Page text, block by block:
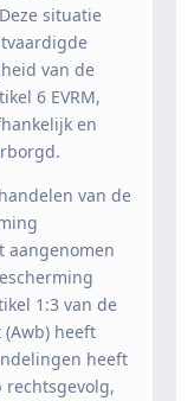
situatie
van de
6 EVRM,
en
van de
aangenomen
1:3 van de
heeft
heeft